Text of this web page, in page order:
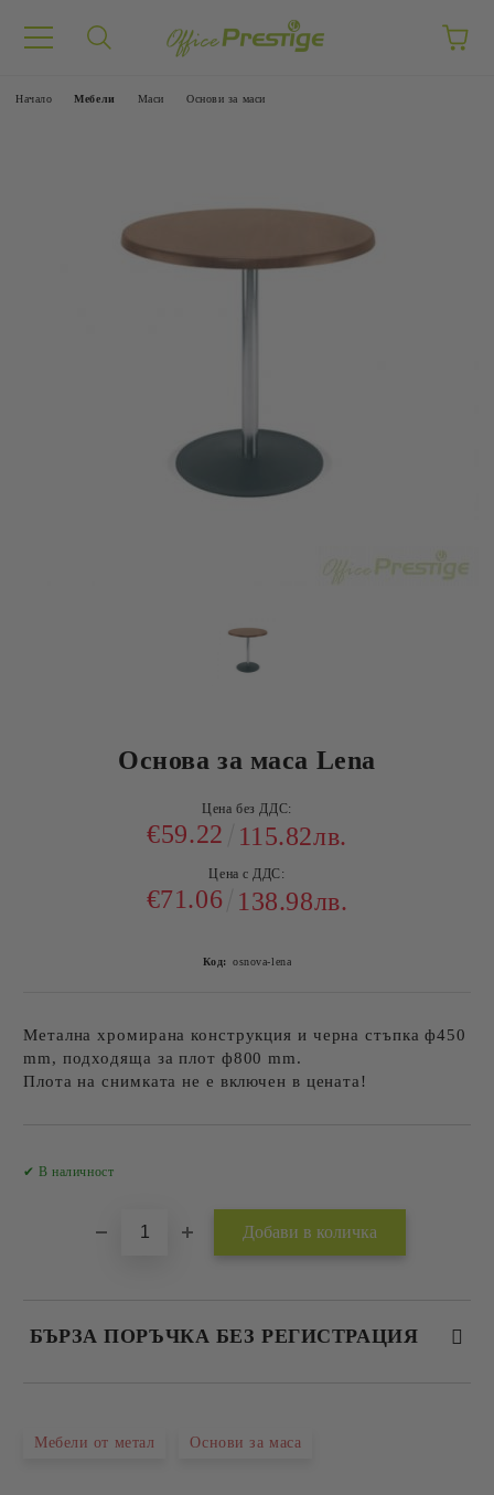
Начало Mебели Маси Основи за маси
Основа за маса Lena
Цена без ДДС:
€59.22 115.82лв.
Цена с ДДС:
€71.06 138.98лв.
Код: osnova-lena
Метална хромирана конструкция и черна стъпка ф450
mm, подходяща за плот ф800 mm.
Плота на снимката не е включен в цената!
✔ В наличност
БЪРЗА ПОРЪЧКА БЕЗ РЕГИСТРАЦИЯ
Мебели от метал Основи за маса